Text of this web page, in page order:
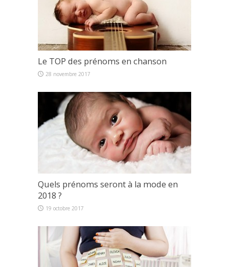
Le TOP des prénoms en chanson
28 novembre 2017
Quels prénoms seront à la mode en
2018 ?
19 octobre 2017